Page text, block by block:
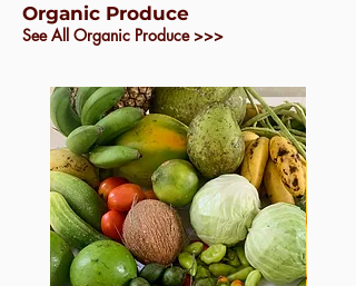
Organic Produce
See All Organic Produce >>>